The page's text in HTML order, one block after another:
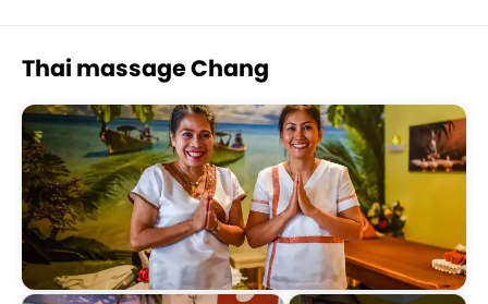
Thai massage Chang